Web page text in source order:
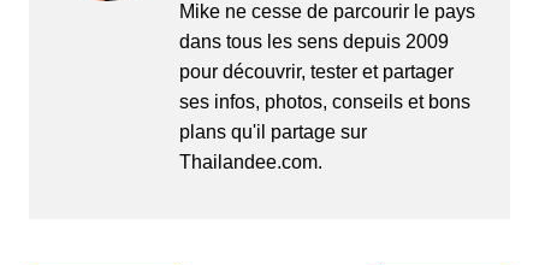
Mike ne cesse de parcourir le pays
dans tous les sens depuis 2009
pour découvrir, tester et partager
ses infos, photos, conseils et bons
plans qu'il partage sur
Thailandee.com.